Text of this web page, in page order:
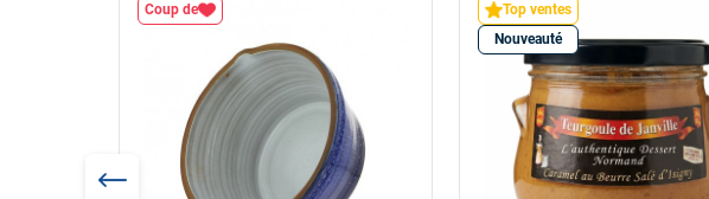
Coup de
Top ventes
Nouveauté